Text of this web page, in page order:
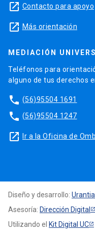
launch Contacto para apoyo
launch Más orientación
MEDIACIÓN
Teléfonos para
alguno de tus derechos
phone (56)95504 1691
phone (56)95504 1247
launch Ir a la Oficina de
Diseño y desarrollo:
Asesoría: Dirección Digital
Utilizando el Kit Digital UC